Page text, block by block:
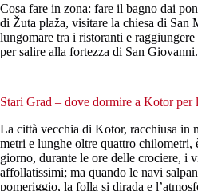
Cosa fare in zona: fare il bagno dai
di Žuta plaža, visitare la chiesa di San
lungomare tra i ristoranti e
per salire alla fortezza di San Giovanni.
Stari Grad – dove dormire a Kotor per
La città vecchia di Kotor, racchiusa in
metri e lunghe oltre quattro chilometri,
giorno, durante le ore delle crociere, i
affollatissimi; ma quando le navi
pomeriggio, la folla si dirada e